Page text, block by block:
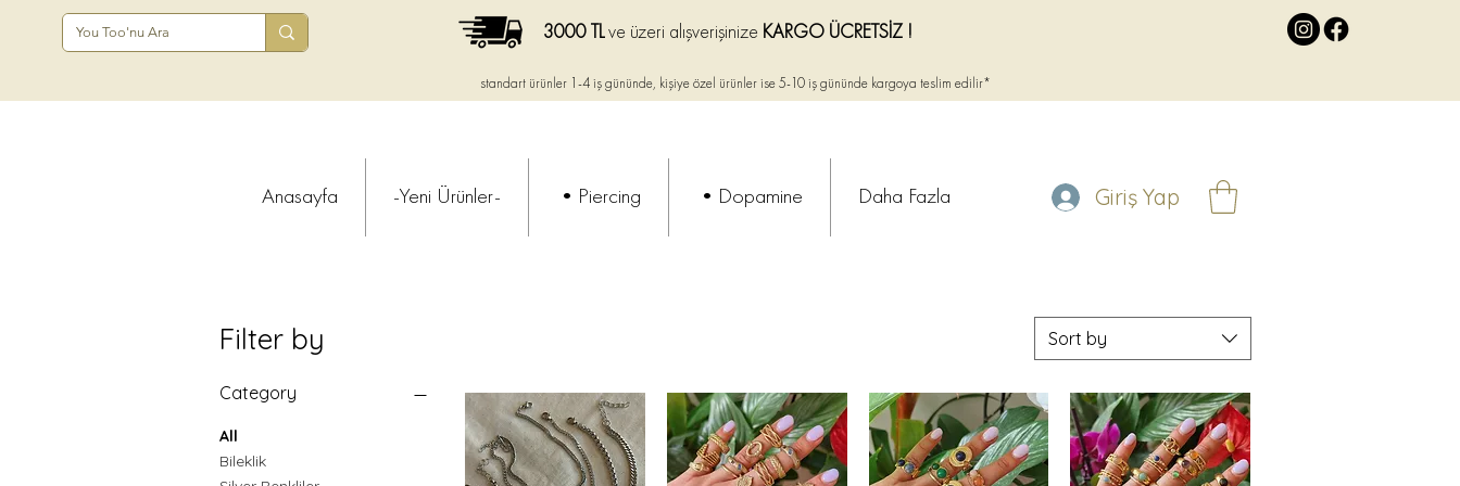
standart ürünler 1-4 iş gününde, kişiye özel ürünler ise 5-10 iş gününde kargoya teslim edilir*
3000 TLve üzeri alışverişinize KARGO ÜCRETSİZ !
Anasayfa -Yeni Ürünler- •Piercing •Dopamine Daha Fazla Giriş Yap
Filter by
Category
All
Bileklik
Sort by